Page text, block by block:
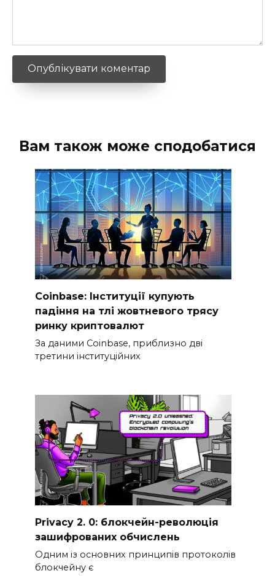
Вам також може сподобатися
Coinbase: Інституції купують
падіння на тлі жовтневого трясу
ринку криптовалют
За даними Coinbase, приблизно дві
третини інституційних
Privacy 2. 0: блокчейн-революція
зашифрованих обчислень
Одним із основних принципів протоколів
блокчейну є